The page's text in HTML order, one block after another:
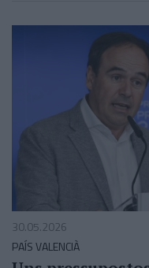
30.05.2026
PAÍS VALENCIÀ